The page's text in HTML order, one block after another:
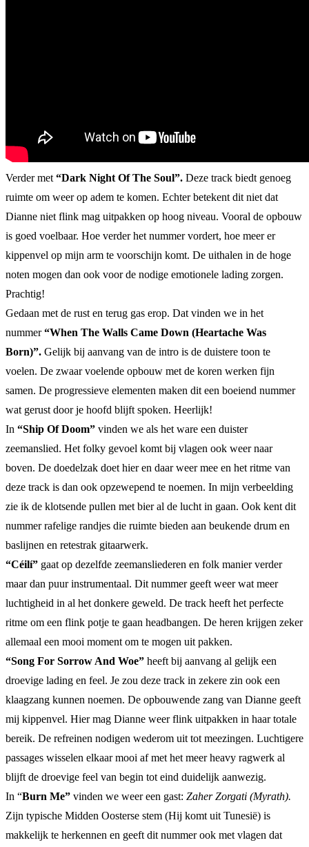
Verder met “Dark Night Of The Soul”. Deze track biedt genoeg
ruimte om weer op adem te komen. Echter betekent dit niet dat
Dianne niet flink mag uitpakken op hoog niveau. Vooral de opbouw
is goed voelbaar. Hoe verder het nummer vordert, hoe meer er
kippenvel op mijn arm te voorschijn komt. De uithalen in de hoge
noten mogen dan ook voor de nodige emotionele lading zorgen.
Prachtig!
Gedaan met de rust en terug gas erop. Dat vinden we in het
nummer“When The Walls Came Down (Heartache Was
Born)”. Gelijk bij aanvang van de intro is de duistere toon te
voelen. De zwaar voelende opbouw met de koren werken fijn
samen. De progressieve elementen maken dit een boeiend nummer
wat gerust door je hoofd blijft spoken. Heerlijk!
In “Ship Of Doom” vinden we als het ware een duister
zeemanslied. Het folky gevoel komt bij vlagen ook weer naar
boven. De doedelzak doet hier en daar weer mee en het ritme van
deze track is dan ook opzewepend te noemen. In mijn verbeelding
zie ik de klotsende pullen met bier al de lucht in gaan. Ook kent dit
nummer rafelige randjes die ruimte bieden aan beukende drum en
baslijnen en retestrak gitaarwerk.
“Céilí” gaat op dezelfde zeemansliederen en folk manier verder
maar dan puur instrumentaal. Dit nummer geeft weer wat meer
luchtigheid in al het donkere geweld. De track heeft het perfecte
ritme om een flink potje te gaan headbangen. De heren krijgen zeker
allemaal een mooi moment om te mogen uit pakken.
“Song For Sorrow And Woe” heeft bij aanvang al gelijk een
droevige lading en feel. Je zou deze track in zekere zin ook een
klaagzang kunnen noemen. De opbouwende zang van Dianne geeft
mij kippenvel. Hier mag Dianne weer flink uitpakken in haar totale
bereik. De refreinen nodigen wederom uit tot meezingen. Luchtigere
passages wisselen elkaar mooi af met het meer heavy ragwerk al
blijft de droevige feel van begin tot eind duidelijk aanwezig.
In “Burn Me” vinden we weer een gast: Zaher Zorgati (Myrath).
Zijn typische Midden Oosterse stem (Hij komt uit Tunesië) is
makkelijk te herkennen en geeft dit nummer ook met vlagen dat